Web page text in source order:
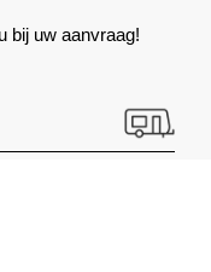
bij uw aanvraag!